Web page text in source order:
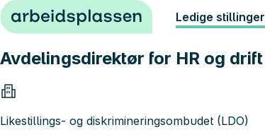
Hopp til innhold Ledige stillinger
Avdelingsdirektør for HR og drift
Likestillings- og diskrimineringsombudet (LDO)